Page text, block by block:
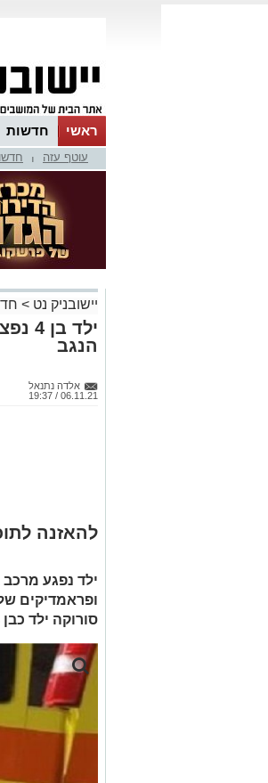
ראשי חדשות
אינדקס עסקים
עוטף עזה
יישובניק נט >
הנגב
אלדה נתנאל
06.11.21 / 19:37
להאזנה
ילד נפגע
ופראמדיקים
סורוקה ילד כבן 4 במצב בינוני עם חבלת ראש.